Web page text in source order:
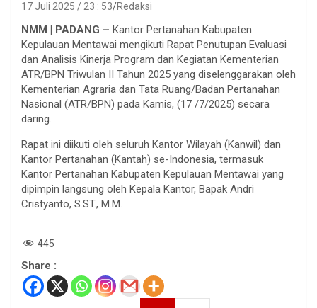
17 Juli 2025 / 23 : 53 Redaksi
NMM | PADANG – Kantor Pertanahan Kabupaten
Kepulauan Mentawai mengikuti Rapat Penutupan Evaluasi
dan Analisis Kinerja Program dan Kegiatan Kementerian
ATR/BPN Triwulan II Tahun 2025 yang diselenggarakan oleh
Kementerian Agraria dan Tata Ruang/Badan Pertanahan
Nasional (ATR/BPN) pada Kamis, (17 /7/2025) secara
daring.
Rapat ini diikuti oleh seluruh Kantor Wilayah (Kanwil) dan
Kantor Pertanahan (Kantah) se-Indonesia, termasuk
Kantor Pertanahan Kabupaten Kepulauan Mentawai yang
dipimpin langsung oleh Kepala Kantor, Bapak Andri
Cristyanto, S.ST., M.M.
445
Share :